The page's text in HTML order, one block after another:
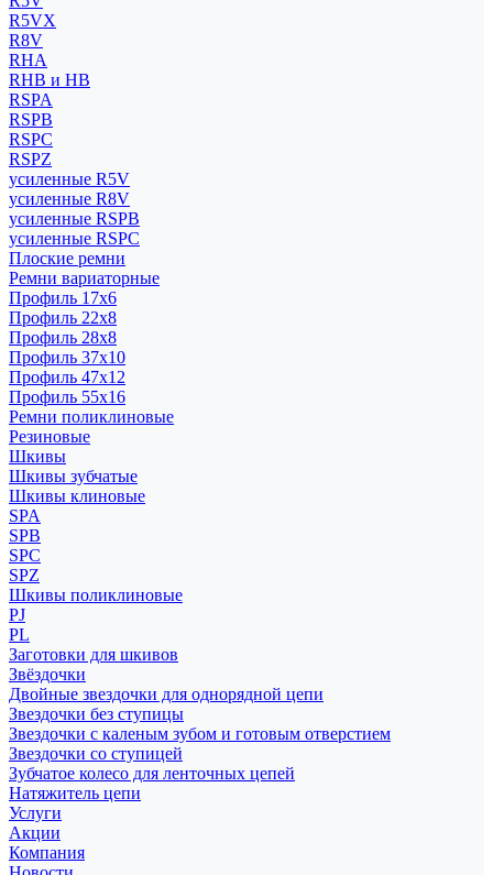
R5VX
R8V
RHA
RHB и HB
RSPA
RSPB
RSPC
RSPZ
усиленные R5V
усиленные R8V
усиленные RSPB
усиленные RSPC
Плоские ремни
Ремни вариаторные
Профиль 17x6
Профиль 22x8
Профиль 28x8
Профиль 37x10
Профиль 47x12
Профиль 55x16
Ремни поликлиновые
Резиновые
Шкивы
Шкивы зубчатые
Шкивы клиновые
SPA
SPB
SPC
SPZ
Шкивы поликлиновые
PJ
PL
Заготовки для шкивов
Звёздочки
Двойные звездочки для однорядной цепи
Звездочки без ступицы
Звездочки с каленым зубом и готовым отверстием
Звездочки со ступицей
Зубчатое колесо для ленточных цепей
Натяжитель цепи
Услуги
Акции
Компания